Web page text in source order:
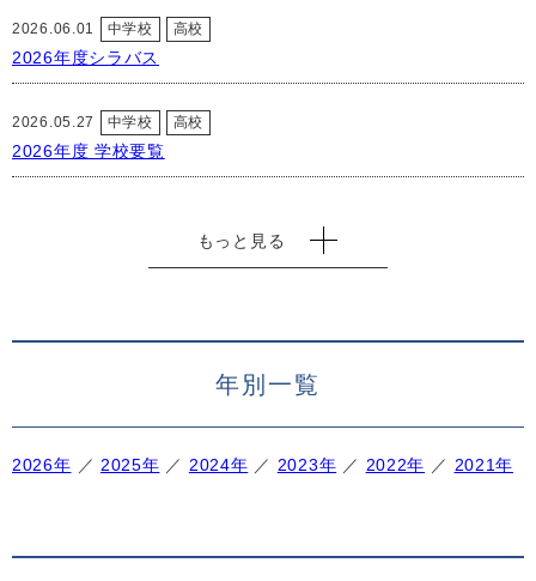
2026.06.01 中学校 高校
2026年度シラバス
2026.05.27 中学校 高校
2026年度 学校要覧
もっと見る
年別一覧
2026年 2025年 2024年 2023年 2022年 2021年